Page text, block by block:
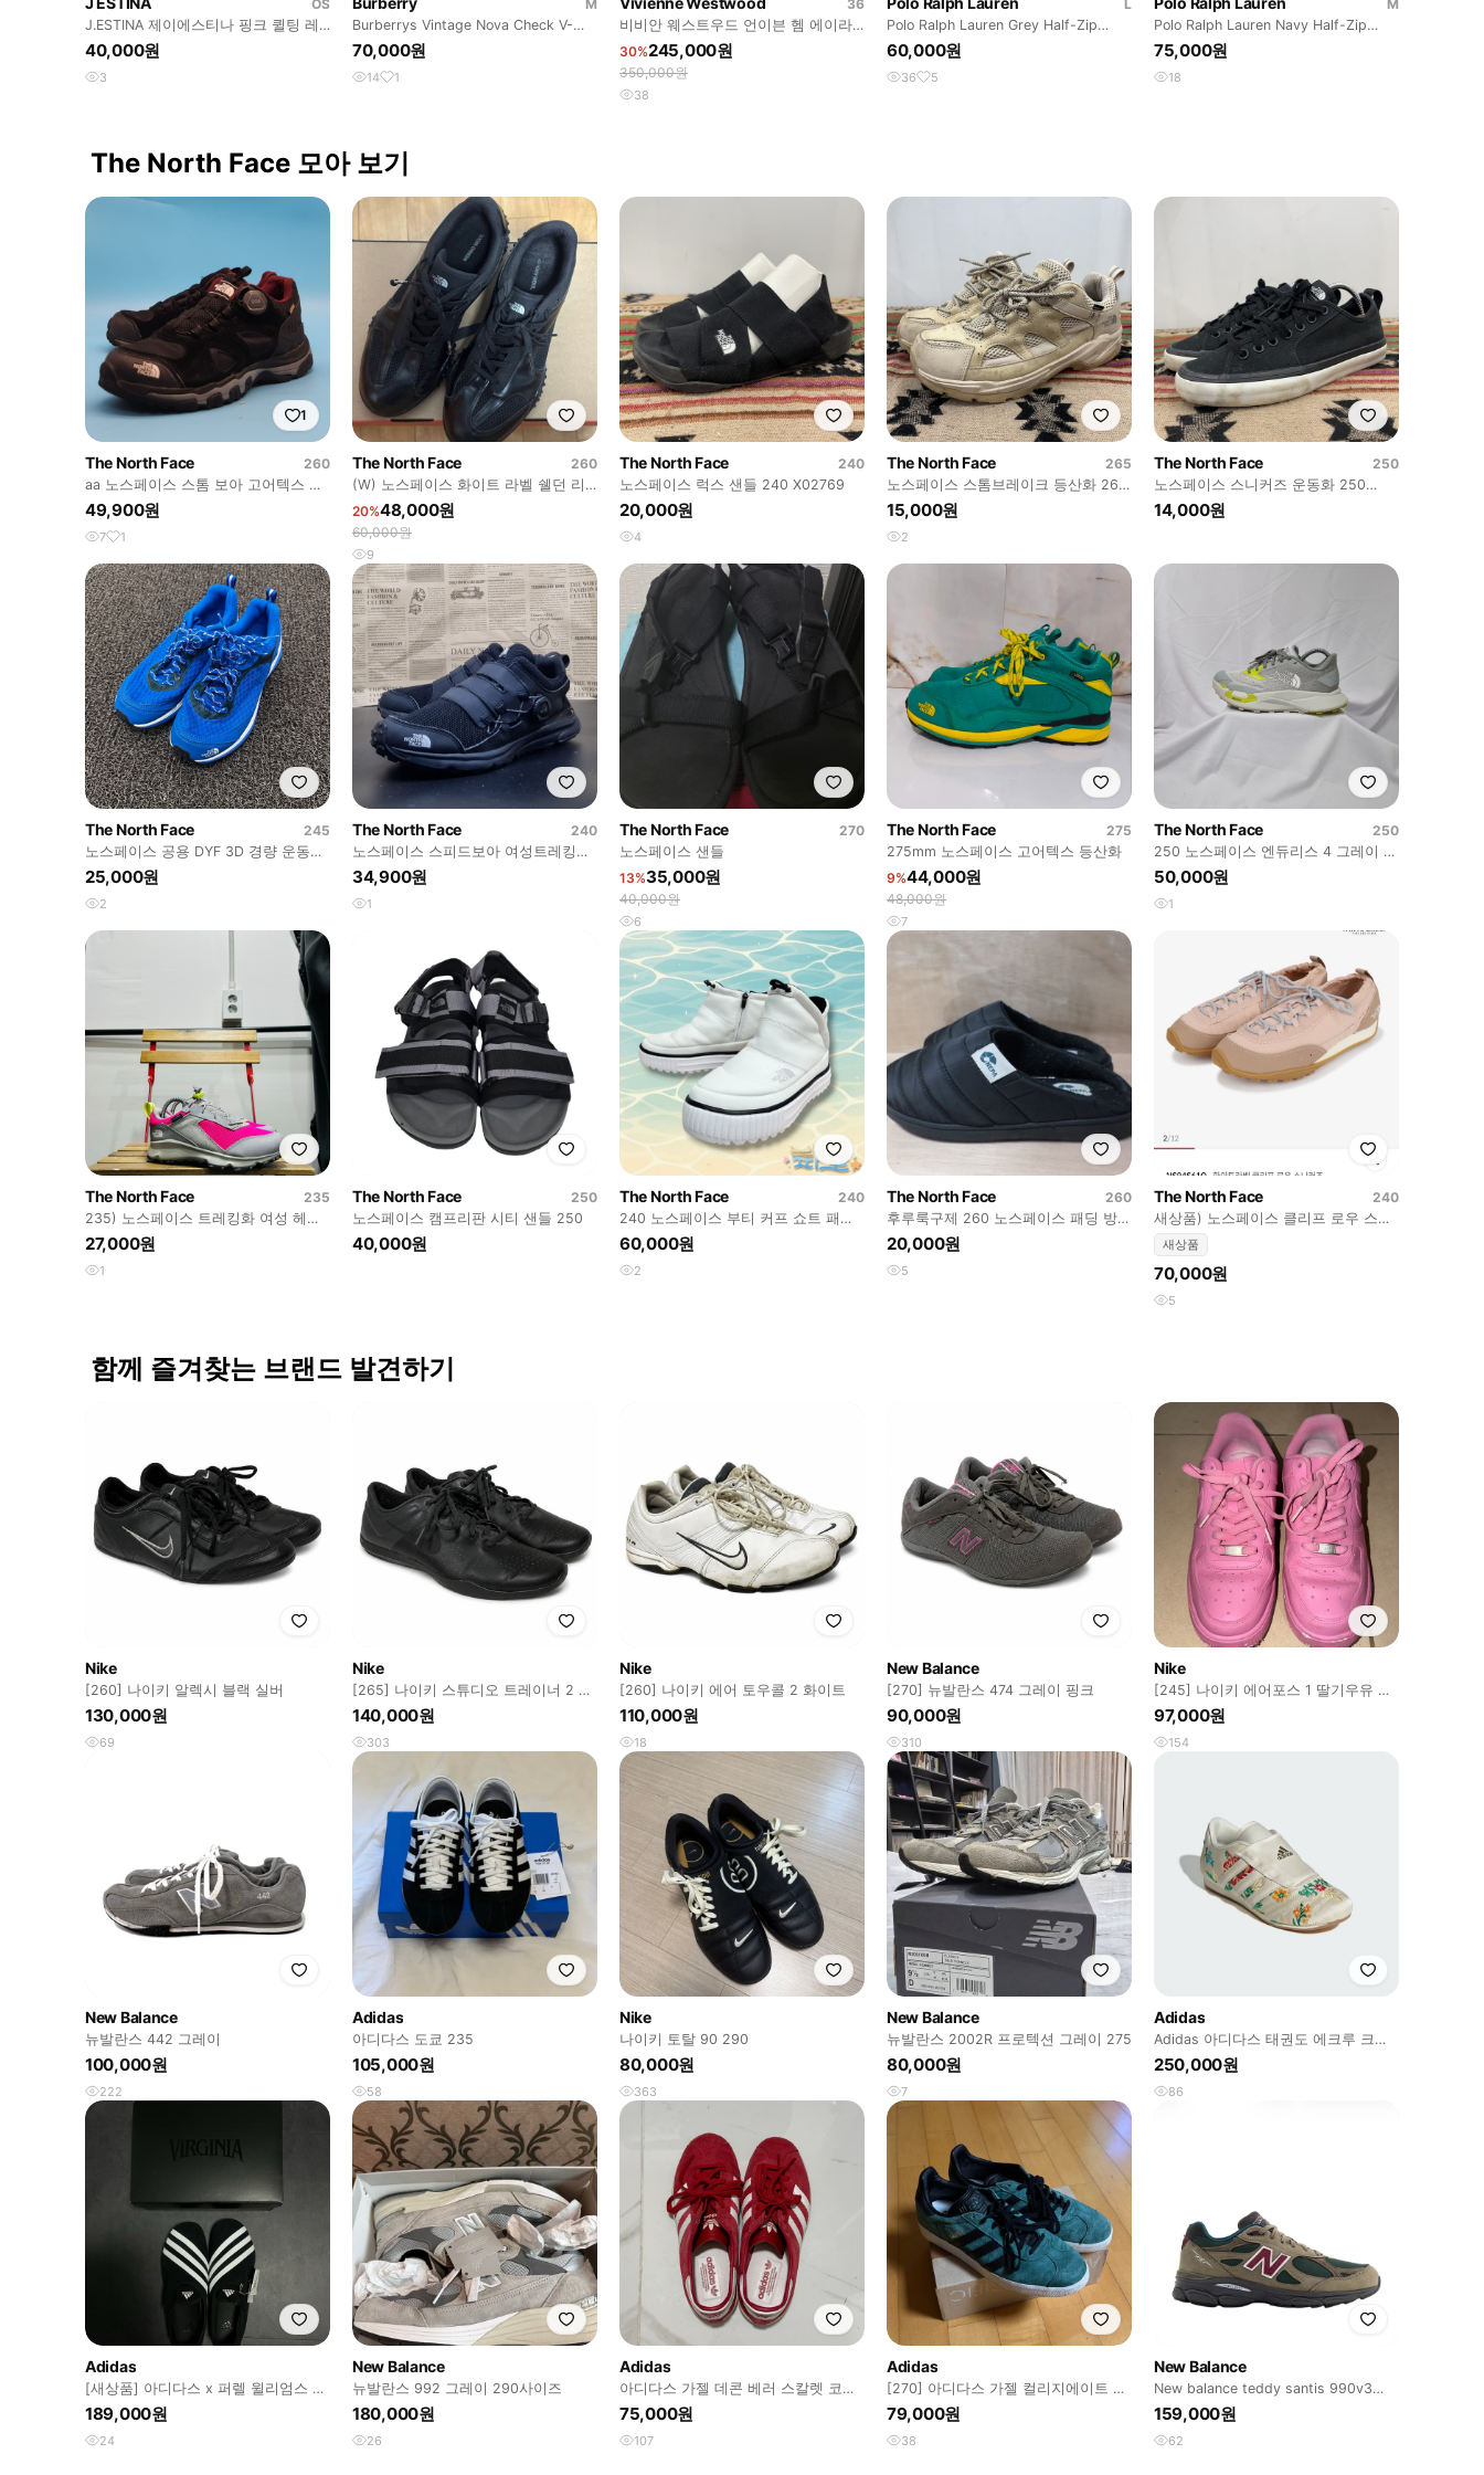
OS
J.ESTINA 제이에스티나 핑크 퀼팅 레
더 2way백
40,000원
3
M
Burberrys Vintage Nova Check V-
neck Knit
70,000원
14 1
36
비비안 웨스트우드 언이븐 헴 에이라
인 데님 스커트
30%245,000원
350,000원
38
L
Polo Ralph Lauren Grey Half-Zip
Cotton S
60,000원
36 5
M
Polo Ralph Lauren Navy Half-Zip
Sweater
75,000원
18
The North Face 모아 보기
1
The North Face
260
aa 노스페이스 스톰 보아 고어텍스 등
산화260
49,900원
7 1
The North Face
260
(W) 노스페이스 화이트 라벨 쉘던 리
얼 블랙 260
20%48,000원
60,000원
9
The North Face
240
노스페이스 럭스 샌들 240 X02769
20,000원
4
The North Face
265
노스페이스 스톰브레이크 등산화 265
X02761
15,000원
2
The North Face
250
노스페이스 스니커즈 운동화 250
X02703
14,000원
The North Face
245
노스페이스 공용 DYF 3D 경량 운동화
블루 245
25,000원
2
The North Face
240
노스페이스 스피드보아 여성트레킹화
240
34,900원
1
The North Face
270
노스페이스 샌들
13%35,000원
40,000원
6
The North Face
275
275mm 노스페이스 고어텍스 등산화
9%44,000원
48,000원
7
The North Face
250
250 노스페이스 엔듀리스 4 그레이 스
니커즈
50,000원
1
The North Face
235
235) 노스페이스 트레킹화 여성 헤지
혹 하이커 2 워터프루프
27,000원
1
The North Face
250
노스페이스 캠프리판 시티 샌들 250
40,000원
The North Face
240
240 노스페이스 부티 커프 쇼트 패딩
부츠
60,000원
2
The North Face
260
후루룩구제 260 노스페이스 패딩 방한
슬리퍼 신발
20,000원
5
The North Face
240
새상품) 노스페이스 클리프 로우 스니
커즈
새상품
70,000원
5
함께 즐겨찾는 브랜드 발견하기
Nike
[260] 나이키 알렉시 블랙 실버
130,000원
69
Nike
[265] 나이키 스튜디오 트레이너 2 블
랙
140,000원
303
Nike
[260] 나이키 에어 토우콜 2 화이트
110,000원
18
New Balance
[270] 뉴발란스 474 그레이 핑크
90,000원
310
Nike
[245] 나이키 에어포스 1 딸기우유 커
스텀
97,000원
154
New Balance
뉴발란스 442 그레이
100,000원
222
Adidas
아디다스 도쿄 235
105,000원
58
Nike
나이키 토탈 90 290
80,000원
363
New Balance
뉴발란스 2002R 프로텍션 그레이 275
80,000원
7
Adidas
Adidas 아디다스 태권도 에크루 크림
새틴 플라워 자수 스니커즈 슈즈
250,000원
86
Adidas
[새상품] 아디다스 x 퍼렐 윌리엄스 버
지니아
189,000원
24
New Balance
뉴발란스 992 그레이 290사이즈
180,000원
26
Adidas
아디다스 가젤 데콘 베러 스칼렛 코어
화이트 IG6723 - 235mm
75,000원
107
Adidas
[270] 아디다스 가젤 컬리지에이트 그
린
79,000원
38
New Balance
New balance teddy santis 990v3
295
159,000원
62